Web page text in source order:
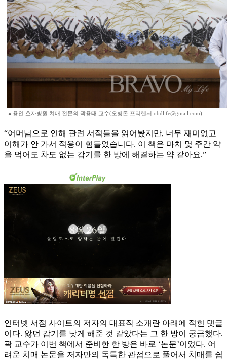
▲용인 효자병원 치매 전문의 곽용태 교수(오병돈 프리랜서 obdlife@gmail.com)
“어머님으로 인해 관련 서적들을 읽어봤지만, 너무 재미없고
이해가 안 가서 적용이 힘들었습니다. 이 책은 마치 몇 주간 약
을 먹어도 차도 없는 감기를 한 방에 해결하는 약 같아요.”
인터넷 서점 사이트의 저자의 대표작 소개란 아래에 적힌 댓글
이다. 앓던 감기를 낫게 해준 것 같았다는 그 한 방이 궁금했다.
곽 교수가 이번 책에서 준비한 한 방은 바로 ‘논문’이었다. 어
려운 치매 논문을 저자만의 독특한 관점으로 풀어서 치매를 쉽